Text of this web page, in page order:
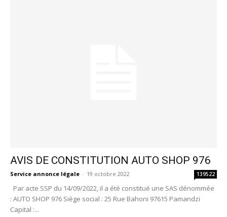
AVIS DE CONSTITUTION AUTO SHOP 976
Service annonce légale - 19 octobre 2022 139522
Par acte SSP du 14/09/2022, il a été constitué une SAS dénommée
: AUTO SHOP 976 Siège social : 25 Rue Bahoni 97615 Pamandzi
Capital :...